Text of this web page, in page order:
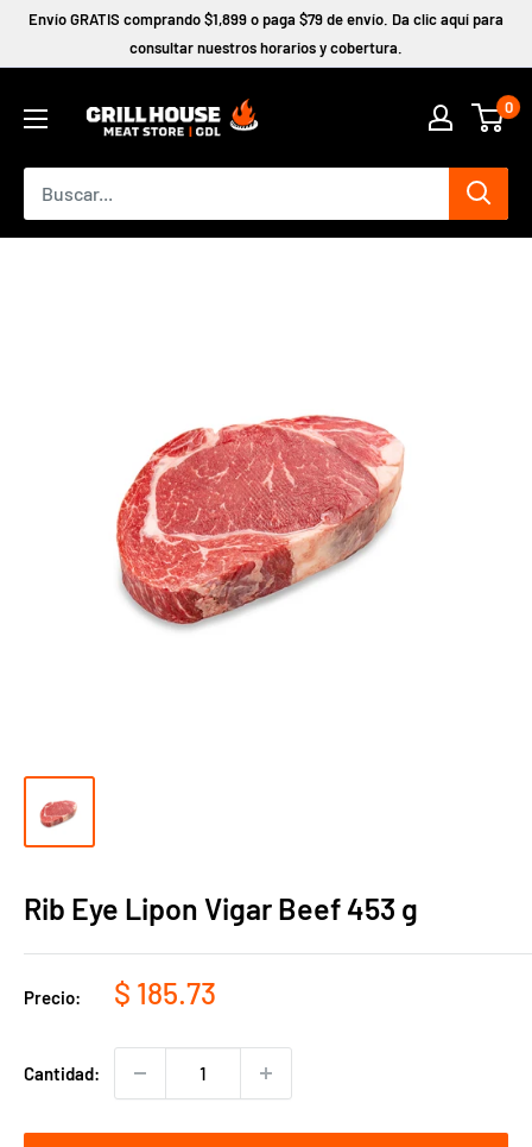
contenido
Envío GRATIS comprando $1,899 o paga $79 de envío. Da clic aquí para
consultar nuestros horarios y cobertura.
0
Rib Eye Lipon Vigar Beef 453 g
Precio:
Precio
venta
$ 185.73
Cantidad: